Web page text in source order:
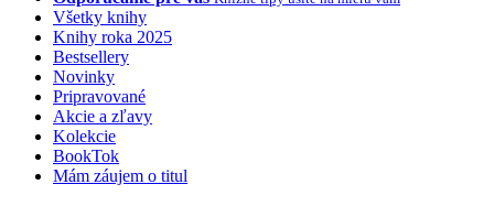
Všetky knihy
Knihy roka 2025
Bestsellery
Novinky
Pripravované
Akcie a zľavy
Kolekcie
BookTok
Mám záujem o titul